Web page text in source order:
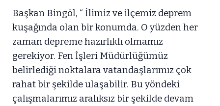
Başkan Bingöl, “ İlimiz ve ilçemiz deprem
kuşağında olan bir konumda. O yüzden her
zaman depreme hazırlıklı olmamız
gerekiyor. Fen İşleri Müdürlüğümüz
belirlediği noktalara vatandaşlarımız çok
rahat bir şekilde ulaşabilir. Bu yöndeki
çalışmalarımız aralıksız bir şekilde devam